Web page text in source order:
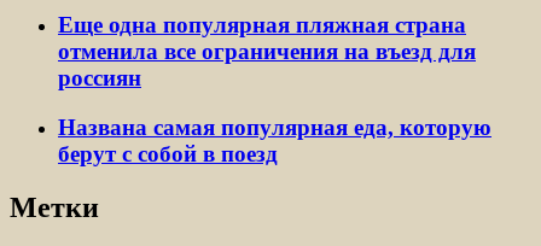
Еще одна популярная пляжная страна
отменила все ограничения на въезд для
россиян
Названа самая популярная еда, которую
берут с собой в поезд
Метки